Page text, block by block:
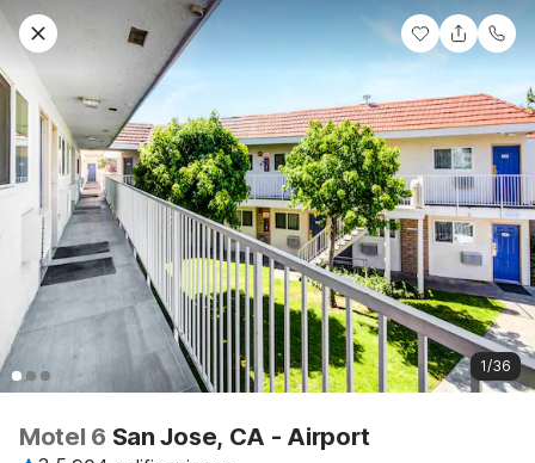
1/36
Motel 6 San Jose, CA - Airport